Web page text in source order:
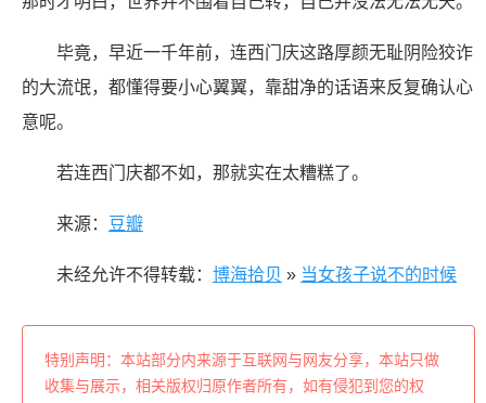
毕竟，早近一千年前，连西门庆这路厚颜无耻阴险狡诈
的大流氓，都懂得要小心翼翼，靠甜净的话语来反复确认心
意呢。
若连西门庆都不如，那就实在太糟糕了。
来源： 豆瓣
未经允许不得转载： 博海拾贝 » 当女孩子说不的时候
特别声明：本站部分内来源于互联网与网友分享，本站只做
收集与展示，相关版权归原作者所有，如有侵犯到您的权